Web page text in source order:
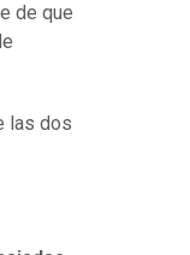
de que
las dos